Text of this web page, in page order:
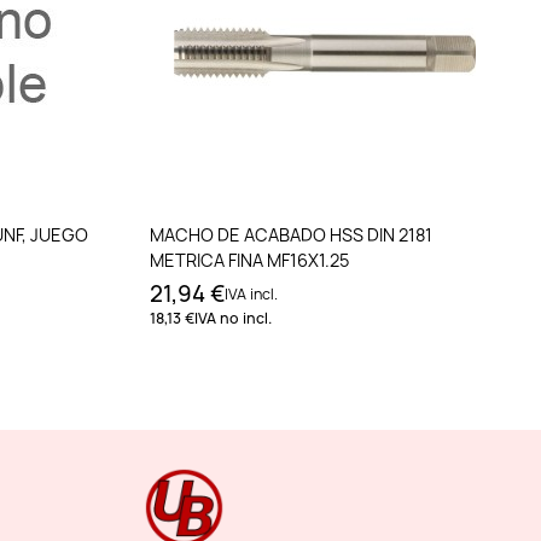
JUEGO
Añadir al carrito
MACHO DE ACABADO HSS DIN 2181
METRICA FINA MF16X1.25
21,94 €IVA incl.
18,13 €IVA no incl.